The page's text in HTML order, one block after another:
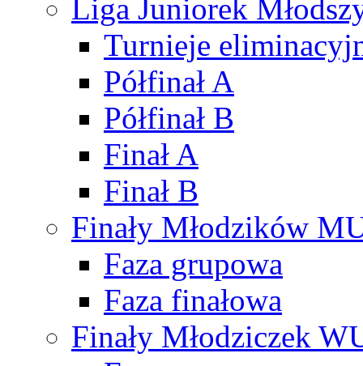
Liga Juniorek
Turnieje
Półfinał A
Półfinał B
Finał A
Finał B
Finały Młodzików
Faza grupowa
Faza finałowa
Finały Młodziczek